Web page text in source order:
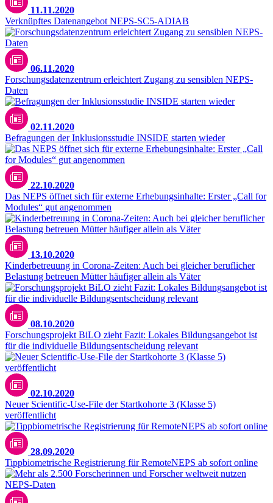
11.11.2020
Verknüpftes Datenangebot NEPS-SC5-ADIAB
06.11.2020
Forschungsdatenzentrum erleichtert Zugang zu sensiblen NEPS-
Daten
02.11.2020
Befragungen der Inklusionsstudie INSIDE starten wieder
22.10.2020
Das NEPS öffnet sich für externe Erhebungsinhalte: Erster „Call for
Modules“ gut angenommen
13.10.2020
Kinderbetreuung in Corona-Zeiten: Auch bei gleicher beruflicher
Belastung betreuen Mütter häufiger allein als Väter
08.10.2020
Forschungsprojekt BiLO zieht Fazit: Lokales Bildungsangebot ist
für die individuelle Bildungsentscheidung relevant
02.10.2020
Neuer Scientific-Use-File der Startkohorte 3 (Klasse 5)
veröffentlicht
28.09.2020
Tippbiometrische Registrierung für RemoteNEPS ab sofort online